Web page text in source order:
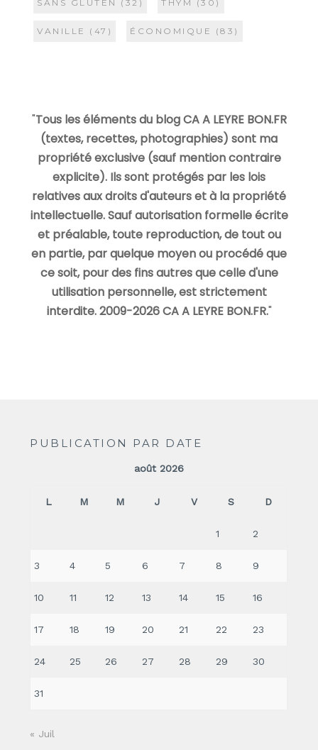
SANS GLUTEN (32) THYM (30)
VANILLE (47) ÉCONOMIQUE (83)
"Tous les éléments du blog CA A LEYRE BON.FR
(textes, recettes, photographies) sont ma
propriété exclusive (sauf mention contraire
explicite). Ils sont protégés par les lois
relatives aux droits d'auteurs et à la propriété
intellectuelle. Sauf autorisation formelle écrite
et préalable, toute reproduction, de tout ou
en partie, par quelque moyen ou procédé que
ce soit, pour des fins autres que celle d'une
utilisation personnelle, est strictement
interdite. 2009-2026 CA A LEYRE BON.FR."
PUBLICATION PAR DATE
août 2026
L M M J V S D
1 2
3 4 5 6 7 8 9
10 11 12 13 14 15 16
17 18 19 20 21 22 23
24 25 26 27 28 29 30
31
« Juil